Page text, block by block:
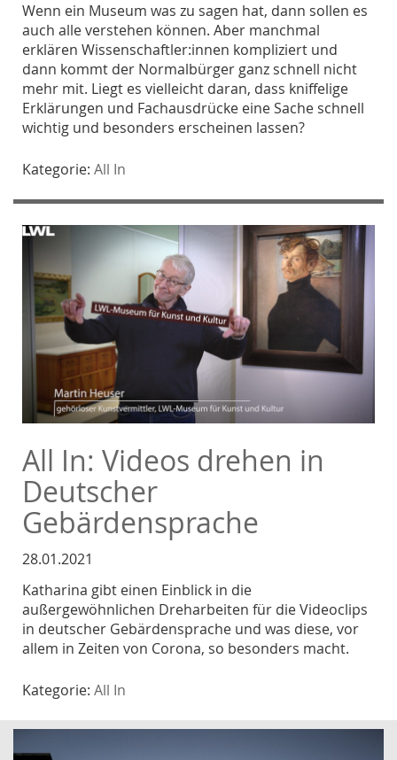
Wenn ein Museum was zu sagen hat, dann sollen es
auch alle verstehen können. Aber manchmal
erklären Wissenschaftler:innen kompliziert und
dann kommt der Normalbürger ganz schnell nicht
mehr mit. Liegt es vielleicht daran, dass kniffelige
Erklärungen und Fachausdrücke eine Sache schnell
wichtig und besonders erscheinen lassen?
Kategorie: All In
All In: Videos drehen in
Deutscher
Gebärdensprache
28.01.2021
Katharina gibt einen Einblick in die
außergewöhnlichen Dreharbeiten für die Videoclips
in deutscher Gebärdensprache und was diese, vor
allem in Zeiten von Corona, so besonders macht.
Kategorie: All In